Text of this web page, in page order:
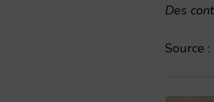
Des
Source